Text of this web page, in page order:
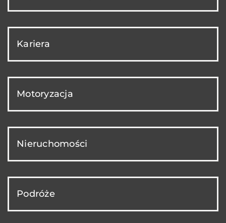
Kariera
Motoryzacja
Nieruchomości
Podróże